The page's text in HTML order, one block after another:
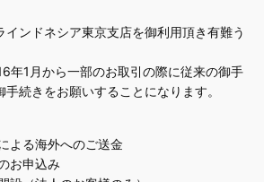
インドネシア東京支店を御利用頂き有難う
年1月から一部のお取引の際に従来の御手
続きをお願いすることになります。
よる海外へのご送金
お申込み